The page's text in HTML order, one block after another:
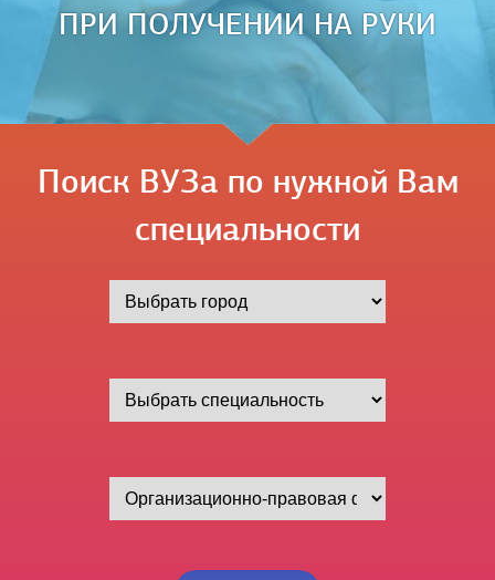
ПРИ ПОЛУЧЕНИИ НА РУКИ
Поиск ВУЗа по нужной Вам
специальности